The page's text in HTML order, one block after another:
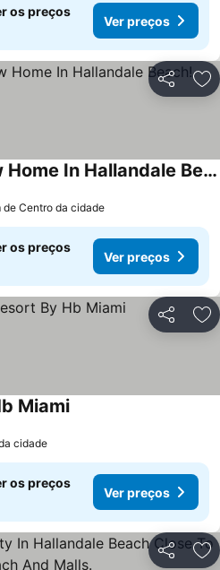
os preços
Ver preços
Partilhar
Enjoy Our Brand New Home In Hallandale Beach!
de Centro da cidade
os preços
Ver preços
Partilhar
Miami
cidade
os preços
Ver preços
Partilhar